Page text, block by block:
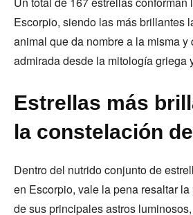
Escorpio, siendo las más brillantes
animal que da nombre a la misma y
admirada desde la mitología griega
Estrellas más
la constelación
Dentro del nutrido conjunto de
en Escorpio, vale la pena resaltar
de sus principales astros